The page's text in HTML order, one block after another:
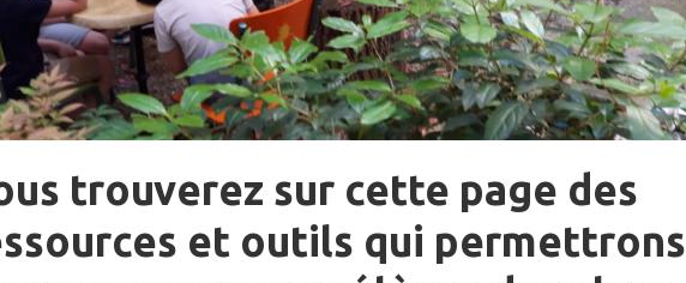
trouverez sur cette page des
et outils qui permettrons